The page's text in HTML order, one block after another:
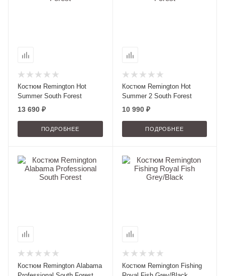
Костюм Remington Hot
Summer South Forest
13 690 ₽
ПОДРОБНЕЕ
Костюм Remington Hot
Summer 2 South Forest
10 990 ₽
ПОДРОБНЕЕ
Костюм Remington Alabama
Костюм Remington Fishing